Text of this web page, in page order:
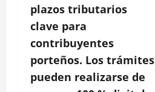
plazos tributarios
clave para
contribuyentes
porteños. Los trámites
pueden realizarse de